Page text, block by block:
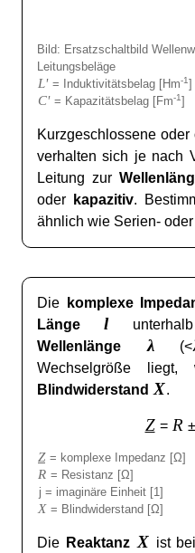
Bild: Ersatzschaltbild
Leitungsbeläge
L' = Induktivitätsbelag [Hm-1]
C' = Kapazitätsbelag [Fm-1]
Kurzgeschlossene
verhalten sich je nach
Leitung zur
oder
kapazitiv.
ähnlich wie Serien-
Die komplexe
Länge l
Wellenlänge λ (<
Wechselgröße
Blindwiderstand X.
Z = R ±
Z = komplexe Impedanz [Ω]
R = Resistanz [Ω]
j = imaginäre Einheit [1]
X = Blindwiderstand [Ω]
Die Reaktanz X ist